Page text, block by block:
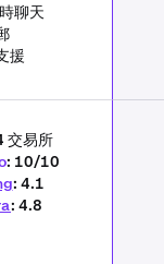
聊天
援
交易所
: 10/10
: 4.1
: 4.8